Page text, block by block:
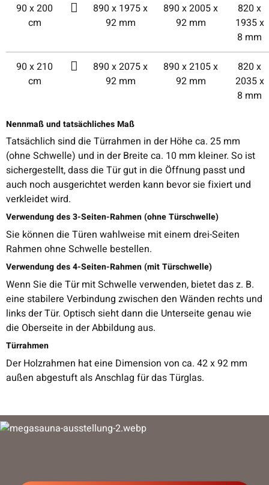
90 x 200
cm
890 x 1975 x
92 mm
890 x 2005 x
92 mm
820 x
1935 x
8 mm
90 x 210
cm
890 x 2075 x
92 mm
890 x 2105 x
92 mm
820 x
2035 x
8 mm
Nennmaß und tatsächliches Maß
Tatsächlich sind die Türrahmen in der Höhe ca. 25 mm
(ohne Schwelle) und in der Breite ca. 10 mm kleiner. So ist
sichergestellt, dass die Tür gut in die Öffnung passt und
auch noch ausgerichtet werden kann bevor sie fixiert und
verkleidet wird.
Verwendung des 3-Seiten-Rahmen (ohne Türschwelle)
Sie können die Türen wahlweise mit einem drei-Seiten
Rahmen ohne Schwelle bestellen.
Verwendung des 4-Seiten-Rahmen (mit Türschwelle)
Wenn Sie die Tür mit Schwelle verwenden, bietet das z. B.
eine stabilere Verbindung zwischen den Wänden rechts und
links der Tür. Optisch sieht dann die Unterseite genau wie
die Oberseite in der Abbildung aus.
Türrahmen
Der Holzrahmen hat eine Dimension von ca. 42 x 92 mm
außen abgestuft als Anschlag für das Türglas.